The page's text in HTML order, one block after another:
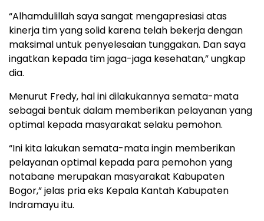
“Alhamdulillah saya sangat mengapresiasi atas
kinerja tim yang solid karena telah bekerja dengan
maksimal untuk penyelesaian tunggakan. Dan saya
ingatkan kepada tim jaga-jaga kesehatan,” ungkap
dia.
Menurut Fredy, hal ini dilakukannya semata-mata
sebagai bentuk dalam memberikan pelayanan yang
optimal kepada masyarakat selaku pemohon.
“Ini kita lakukan semata-mata ingin memberikan
pelayanan optimal kepada para pemohon yang
notabane merupakan masyarakat Kabupaten
Bogor,” jelas pria eks Kepala Kantah Kabupaten
Indramayu itu.